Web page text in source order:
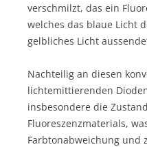
verschmilzt, das ein
welches das blaue Licht
gelbliches Licht
Nachteilig an diesen
lichtemittierenden
insbesondere die
Fluoreszenzmaterials,
Farbtonabweichung und